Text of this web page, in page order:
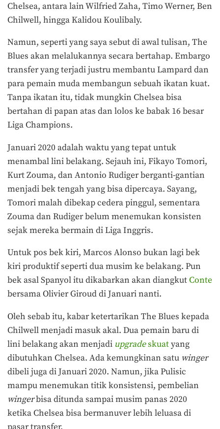
Chelsea, antara lain Wilfried Zaha, Timo Werner, Ben
Chilwell, hingga Kalidou Koulibaly.
Namun, seperti yang saya sebut di awal tulisan, The
Blues akan melalukannya secara bertahap. Embargo
transfer yang terjadi justru membantu Lampard dan
para pemain muda membangun sebuah ikatan kuat.
Tanpa ikatan itu, tidak mungkin Chelsea bisa
bertahan di papan atas dan lolos ke babak 16 besar
Liga Champions.
Januari 2020 adalah waktu yang tepat untuk
menambal lini belakang. Sejauh ini, Fikayo Tomori,
Kurt Zouma, dan Antonio Rudiger berganti-gantian
menjadi bek tengah yang bisa dipercaya. Sayang,
Tomori malah dibekap cedera pinggul, sementara
Zouma dan Rudiger belum menemukan konsisten
sejak mereka bermain di Liga Inggris.
Untuk pos bek kiri, Marcos Alonso bukan lagi bek
kiri produktif seperti dua musim ke belakang. Pun
bek asal Spanyol itu dikabarkan akan diangkutConte
bersama Olivier Giroud di Januari nanti.
Oleh sebab itu, kabar ketertarikan The Blues kepada
Chilwell menjadi masuk akal. Dua pemain baru di
lini belakang akan menjadi upgradeskuatyang
dibutuhkan Chelsea. Ada kemungkinan satu winger
dibeli juga di Januari 2020. Namun, jika Pulisic
mampu menemukan titik konsistensi, pembelian
wingerbisa ditunda sampai musim panas 2020
ketika Chelsea bisa bermanuver lebih leluasa di